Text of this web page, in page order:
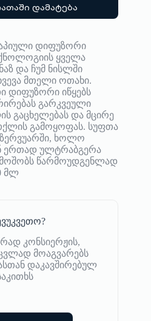
დამატება
დიფუზორი
ყველა
და ჩუმ ნისლში
მთელი ოთახი.
დიფუზორი იწყებს
გარკვეული
გაცხელებას და მცირე
გამოყოფას. სუფთა
ხოლო
ერთად ულტრაბგერა
წარმოუდგენლად
მლ
კონსიერჟის,
მოაგვარებს
დაკავშირებულ